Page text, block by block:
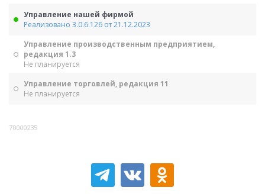
Управление нашей фирмой
Реализовано 3.0.6.126 от 21.12.2023
Управление производственным предприятием,
редакция 1.3
Не планируется
Управление торговлей, редакция 11
Не планируется
70000235